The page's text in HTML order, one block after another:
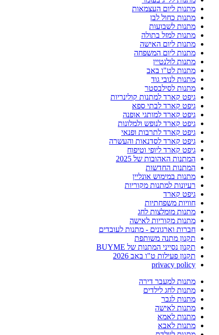
מתנות ליום העצמאות
מתנות כחול לבן
מתנות לשבועות
מתנות למזל בתולה
מתנות ליום האישה
מתנות ליום המשפחה
מתנות לולנטיין
מתנות לט"ו באב
מתנות לנובי גוד
מתנות לסילבסטר
גיפט קארד למתנות קולינריות
גיפט קארד לבתי ספא
גיפט קארד למותגי אופנה
גיפט קארד לנופש ולמלונות
גיפט קארד לתרבות ופנאי
גיפט קארד לסדנאות והעשרה
גיפט קארד ליופי וטיפוח
המתנות האהובות של 2025
המתנות החדשות
מתנות במימוש אונליין
רעיונות למתנות מקוריות
גיפט קארד
חוויות משפחתיות
מתנות מומלצות לחג
מתנות מקוריות לאישה
חברות וארגונים - מתנות לעובדים
תקנון מתנה משותפת
תקנון נסייני המתנות של BUYME
תקנון פעילות ט"ו באב 2026
privacy policy
מתנות למעבר דירה
מתנות לחג לילדים
מתנות לגבר
מתנות לאישה
מתנות לאמא
מתנות לאבא